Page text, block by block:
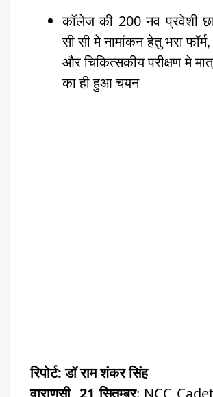
p o
k
कॉलेज की 200 नव प्रवेशी
सी सी मे नामांकन हेतु भरा
और चिकित्सकीय परीक्षण मे
का ही हुआ चयन
रिपोर्ट: डॉ राम शंकर सिंह
वाराणसी, 21 सितम्बर: NCC